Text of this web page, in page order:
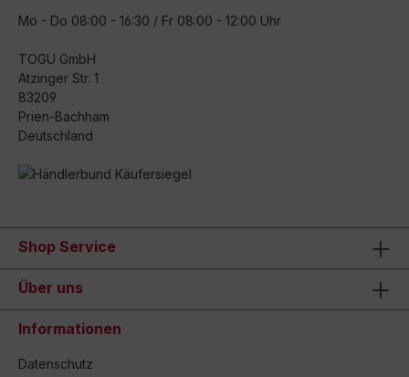
Mo - Do 08:00 - 16:30 / Fr 08:00 - 12:00 Uhr
TOGU GmbH
Atzinger Str. 1
83209
Prien-Bachham
Deutschland
Shop Service
Über uns
Informationen
Datenschutz